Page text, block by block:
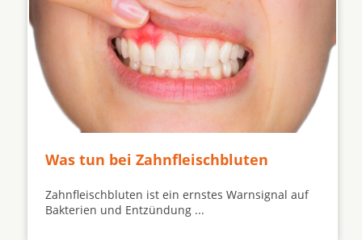
Was tun bei Zahnfleischbluten
Zahnfleischbluten ist ein ernstes Warnsignal auf
Bakterien und Entzündung ...